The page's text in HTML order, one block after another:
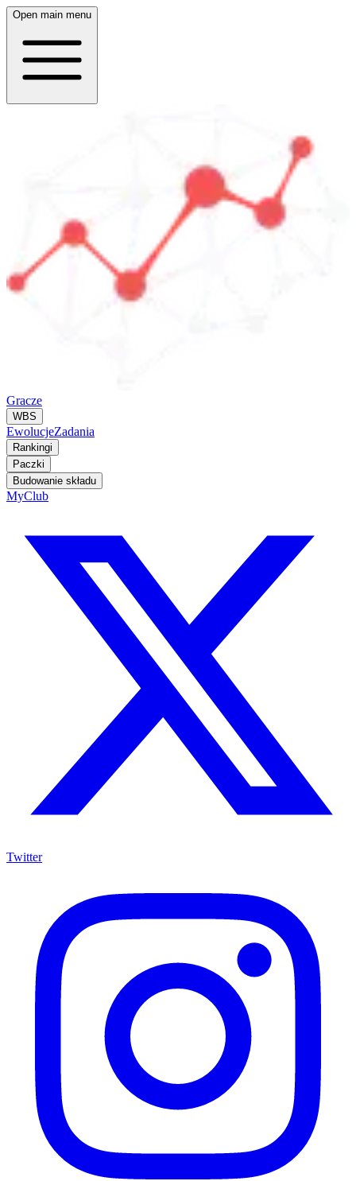
Open main menu
Gracze
WBS
EwolucjeZadania
Rankingi
Paczki
Budowanie składu
MyClub
Twitter